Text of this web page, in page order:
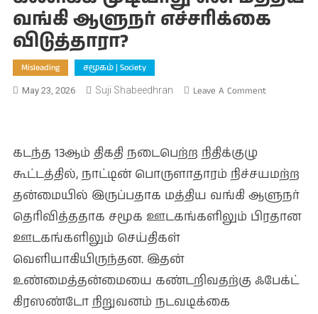
வங்கி ஆளுநர் எச்சரிக்கை
விடுத்தாரா?
Misleading சமூகம் | Society
May 23, 2026 Suji Shabeedhran Leave A CommentOn
கணிக்க
முடியாது
என
எச்சரிக்கை
கடந்த 13ஆம் திகதி நடைபெற்ற நிதிக்குழு
கூட்டத்தில், நாட்டின் பொருளாதாரம் நிச்சயமற்ற
தன்மையில் இருப்பதாக மத்திய வங்கி ஆளுநர்
தெரிவித்ததாக சமூக ஊடகங்களிலும் பிரதான
ஊடகங்களிலும் செய்திகள்
வெளியாகியிருந்தன. இதன்
உண்மைத்தன்மையை கண்டறிவதற்கு ஃபேக்ட்
கிரஸண்டோ நிறுவனம் நடவடிக்கை